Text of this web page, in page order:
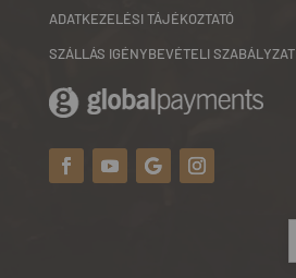
ADATKEZELÉSI TÁJÉKOZTATÓ
SZÁLLÁS IGÉNYBEVÉTELI SZABÁLYZAT